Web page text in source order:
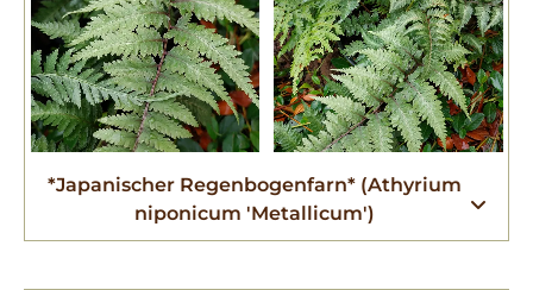
*Japanischer Regenbogenfarn* (Athyrium
niponicum 'Metallicum')